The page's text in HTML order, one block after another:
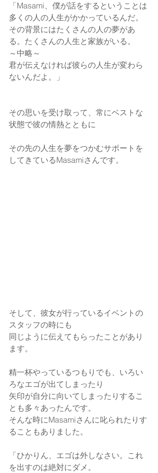
「Masami、僕が話をするということは
多くの人の人生がかかっているんだ。
その背景にはたくさんの人の夢があ
る。たくさんの人生と家族がいる。
～中略～
君が伝えなければ彼らの人生が変わら
ないんだよ。」
その思いを受け取って、常にベストな
状態で彼の情熱とともに
その先の人生を夢をつかむサポートを
してきているMasamiさんです。
そして、彼女が行っているイベントの
スタッフの時にも
同じように伝えてもらったことがあり
ます。
精一杯やっているつもりでも、いろい
ろなエゴが出てしまったり
矢印が自分に向いてしまったりするこ
とも多々あったんです。
そんな時にMasamiさんに叱られたりす
ることもありました。
「ひかりん、エゴは外しなさい。これ
を出すのは絶対にダメ。